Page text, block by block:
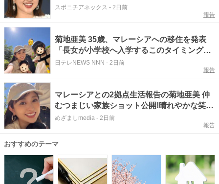
が海外へ
スポニチアネックス - 2日前
報告
菊地亜美 35歳、マレーシアへの移住を発表
「長女が小学校へ入学するこのタイミング
で」2児の母
日テレNEWS NNN - 2日前
報告
マレーシアとの2拠点生活報告の菊地亜美 仲
むつまじい家族ショット公開!晴れやかな笑顔
浮かべた姿に「すっごくいい写真」「素敵で
めざましmedia - 2日前
報告
おすすめのテーマ